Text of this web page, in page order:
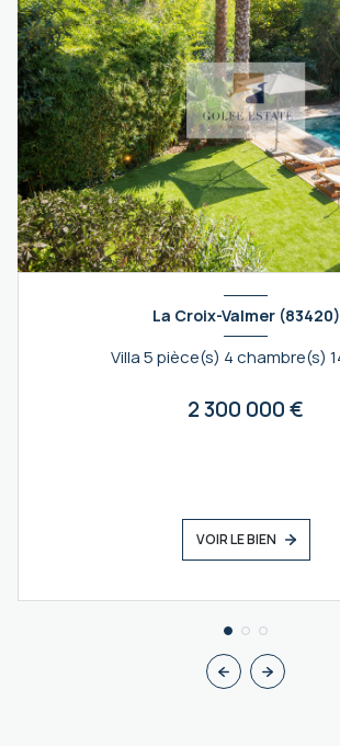
La Croix-Valmer (83420)
2 300 000 €
VOIR LE BIEN